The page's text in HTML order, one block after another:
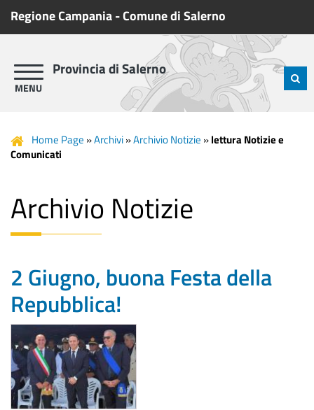
Regione Campania-Comune di Salerno
Provincia di Salerno
Home Page »Archivi»Archivio Notizie »lettura Notizie e
Comunicati
Archivio Notizie
2 Giugno, buona Festa della
Repubblica!